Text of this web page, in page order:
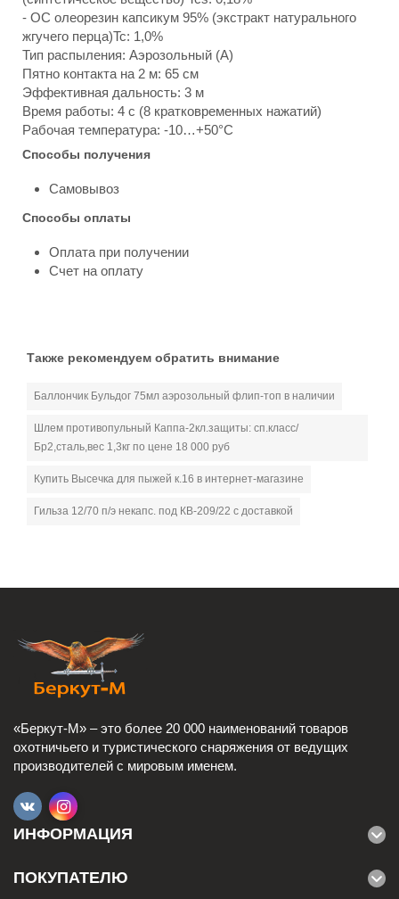
- OC олеорезин капсикум 95% (экстракт натурального
жгучего перца)Tc: 1,0%
Тип распыления: Аэрозольный (А)
Пятно контакта на 2 м: 65 см
Эффективная дальность: 3 м
Время работы: 4 с (8 кратковременных нажатий)
Рабочая температура: -10…+50°С
Способы получения
Самовывоз
Способы оплаты
Оплата при получении
Счет на оплату
Также рекомендуем обратить внимание
Баллончик Бульдог 75мл аэрозольный флип-топ в наличии
Шлем противопульный Каппа-2кл.защиты: сп.класс/
Бр2,сталь,вес 1,3кг по цене 18 000 руб
Купить Высечка для пыжей к.16 в интернет-магазине
Гильза 12/70 п/э некапс. под КВ-209/22 с доставкой
«Беркут-М» – это более 20 000 наименований товаров
охотничьего и туристического снаряжения от ведущих
производителей с мировым именем.
ИНФОРМАЦИЯ
ПОКУПАТЕЛЮ